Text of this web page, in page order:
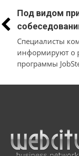
Под видом
стилер,
похищает у
Windows их
Специалисты
информируют о
программы
и Windows.
онлайн-
потенциальных
под видом